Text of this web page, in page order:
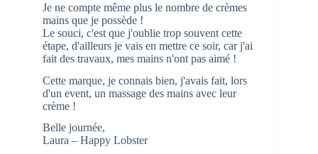
Je ne compte même plus le nombre de crèmes
mains que je possède !
Le souci, c'est que j'oublie trop souvent cette
étape, d'ailleurs je vais en mettre ce soir, car j'ai
fait des travaux, mes mains n'ont pas aimé !
Cette marque, je connais bien, j'avais fait, lors
d'un event, un massage des mains avec leur
crème !
Belle journée,
Laura – Happy Lobster